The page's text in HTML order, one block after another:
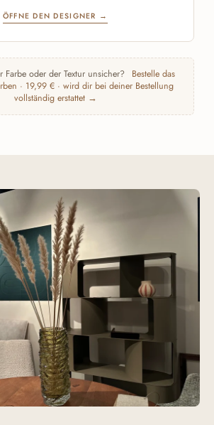
ÖFFNE DEN DESIGNER →
Farbe oder der Textur unsicher?
Bestelle das
· 19,99 € · wird dir bei deiner Bestellung
vollständig erstattet →